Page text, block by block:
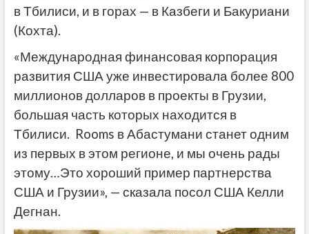
в Тбилиси, и в горах — в Казбеги и Бакуриани
(Кохта).
«Международная финансовая корпорация
развития США уже инвестировала более 800
миллионов долларов в проекты в Грузии,
большая часть которых находится в
Тбилиси. Rooms в Абастумани станет одним
из первых в этом регионе, и мы очень рады
этому…Это хороший пример партнерства
США и Грузии», — сказала посол США Келли
Дегнан.